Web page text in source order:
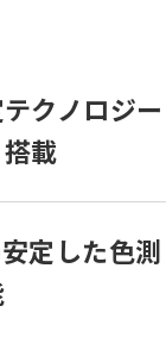
クノロジー
搭載
定した色測